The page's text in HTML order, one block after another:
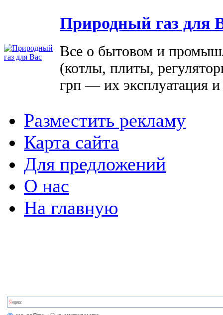
Природный газ для
Все о бытовом и
(котлы, плиты,
грп — их эксплуатация
Разместить рекламу
Карта сайта
Для предложений
О нас
На главную